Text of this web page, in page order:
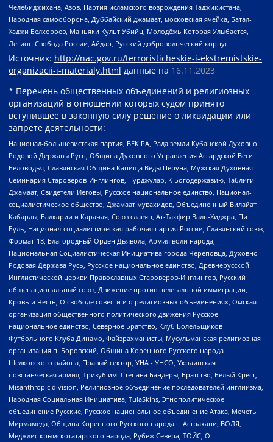
Челебиджихана, Азов, Партия исламского возрождения Таджикистана,
Народная самооборона, Дуббайский джамаат, московская ячейка, Батал-
Хаджи Белхороев, Маньяки Культ Убийц, Молодёжь Которая Улыбается,
Легион Свобода России, Айдар, Русский добровольческий корпус
Источник: http://nac.gov.ru/terroristicheskie-i-ekstremistskie-
organizacii-i-materialy.html данные на 16.11.2023
* Перечень общественных объединений и религиозных
организаций в отношении которых судом принято
вступившее в законную силу решение о ликвидации или
запрете деятельности:
Национал-большевистская партия, ВЕК РА, Рада земли Кубанской Духовно
Родовой Державы Русь, Община Духовного Управления Асгардской Веси
Беловодья, Славянская Община Капища Веды Перуна, Мужская Духовная
Семинария Староверов-Инглингов, Нурджулар, К Богодержавию, Таблиги
Джамаат, Свидетели Иеговы, Русское национальное единство, Национал-
социалистическое общество, Джамаат мувахидов, Объединенный Вилайат
Кабарды, Балкарии и Карачая, Союз славян, Ат-Такфир Валь-Хиджра, Пит
Буль, Национал-социалистическая рабочая партия России, Славянский союз,
Формат-18, Благородный Орден Дьявола, Армия воли народа,
Национальная Социалистическая Инициатива города Череповца, Духовно-
Родовая Держава Русь, Русское национальное единство, Древнерусской
Инглистической церкви Православных Староверов-Инглингов, Русский
общенациональный союз, Движение против нелегальной иммиграции,
Кровь и Честь, О свободе совести и о религиозных объединениях, Омская
организация общественного политического движения Русское
национальное единство, Северное Братство, Клуб Болельщиков
Футбольного Клуба Динамо, Файзрахманисты, Мусульманская религиозная
организация п. Боровский, Община Коренного Русского народа
Щелковского района, Правый сектор, УНА - УНСО, Украинская
повстанческая армия, Тризуб им. Степана Бандеры, Братство, Белый Крест,
Misanthropic division, Религиозное объединение последователей инглиизма,
Народная Социальная Инициатива, TulaSkins, Этнополитическое
объединение Русские, Русское национальное объединение Атака, Мечеть
Мирмамеда, Община Коренного Русского народа г. Астрахани, ВОЛЯ,
Меджлис крымскотатарского народа, Рубеж Севера, ТОЙС, О